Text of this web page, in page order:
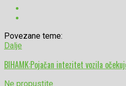
Povezane teme:
Dalje
BIHAMK:Pojačan intezitet vozila
Ne propustite